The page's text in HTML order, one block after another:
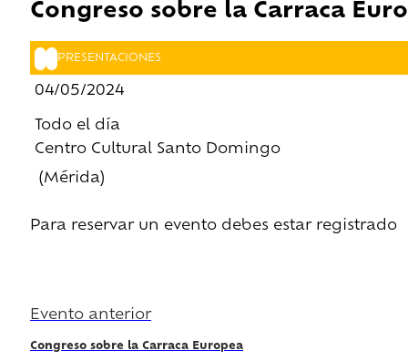
Congreso sobre la Carraca
PRESENTACIONES
04/05/2024
Todo el día
Centro Cultural Santo Domingo
(Mérida)
Para reservar un evento debes estar registrado
Evento anterior
Congreso sobre la Carraca Europea